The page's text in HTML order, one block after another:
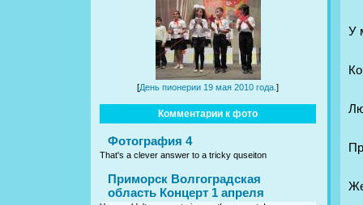
[День пионерии 19 мая 2010 года. ]
Комментарии к фото
Фотография 4
That's a clever answer to a tricky quseiton
Приморск Волгоградская
область Концерт 1 апреля
У